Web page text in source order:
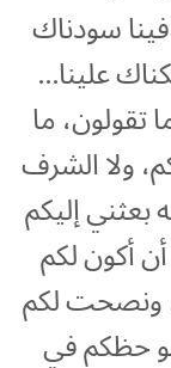
سودناك
علينا…
ما
ولا الشرف
بعثني إليكم
أن أكون لكم
ونصحت لكم
حظكم في